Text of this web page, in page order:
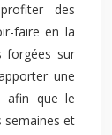
des
faire en la
forgées sur
une
afin que le
semaines et